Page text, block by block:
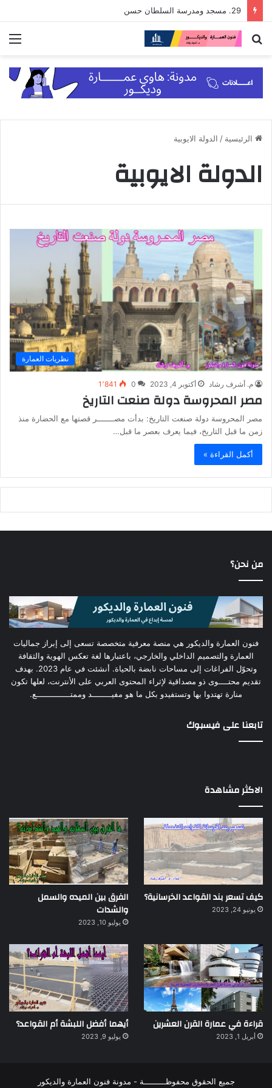
29. مسجد ومدرسة السلطان حسن
بحث
الرئيسية / الدولة الايوبية
الدولة الايوبية
نظريات العمارة
م. أشرف رشاد أكتوبر 4, 2023 0 1٬841
مصر المحروسة دولة صنعت التاريخ
مصر المحروسة دولة صنعت التاريخ: بدأت مصـــــــر قصتها مع الحضارة منذ
زمن ما قبل التاريخ، فيما يعرف بعصر ما قبل…
أكمل القراءة »
من نحن؟
فنون العمارة والديكور هي منصة معرفية متخصصة تسعى إلى إبراز جماليات
العمارة والتصميم الداخلي والخارجي، باعتبارها لغة تعكس الهوية والثقافة
وتحوّل الفراغات إلى مساحات نابضة بالحياة. أنشئت في عام 2023. بهدف
تقديم محتــــوى ذو مصداقية لإثراء المحتوى العربي على الأنترنت، لعلها تكون
منارة تهتدوا بها وتستفيدو بكل ما هو مفيــــــــد وممتــــــــــــــع.
تابعنا على فيسبوك
الاكثر مشاهدة
كيف تسعر بند القواعد الخرسانية؟
يونيو 24, 2023
الفرق بين الميده والسمل
والشدات
يوليو 10, 2023
قراءة في عمارة القرن العشرين
أبريل 1, 2023
أيهما أفضل اللبشة أم القواعد؟
يوليو 9, 2023
جميع الحقوق محفوظـــــــــة - مدونة فنون العمارة والديكور